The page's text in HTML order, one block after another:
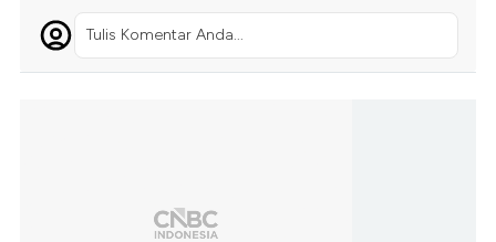
Tulis Komentar Anda...